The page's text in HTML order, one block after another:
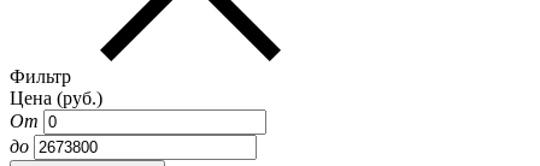
Фильтр
Цена (руб.)
От
до